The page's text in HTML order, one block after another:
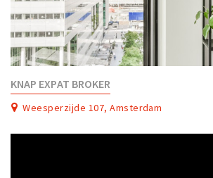
KNAP EXPAT BROKER
Weesperzijde 107, Amsterdam